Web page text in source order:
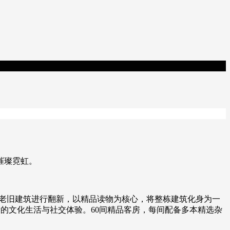
霓虹。
旧建筑进行翻新，以精品读物为核心，将整栋建筑化身为一
文化生活与社交体验。60间精品客房，每间配备多本精选杂